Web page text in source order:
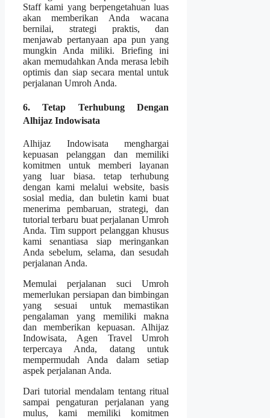
Staff kami yang berpengetahuan luas
akan memberikan Anda wacana
bernilai, strategi praktis, dan
menjawab pertanyaan apa pun yang
mungkin Anda miliki. Briefing ini
akan memudahkan Anda merasa lebih
optimis dan siap secara mental untuk
perjalanan Umroh Anda.
6. Tetap Terhubung Dengan
Alhijaz Indowisata
Alhijaz Indowisata menghargai
kepuasan pelanggan dan memiliki
komitmen untuk memberi layanan
yang luar biasa. tetap terhubung
dengan kami melalui website, basis
sosial media, dan buletin kami buat
menerima pembaruan, strategi, dan
tutorial terbaru buat perjalanan Umroh
Anda. Tim support pelanggan khusus
kami senantiasa siap meringankan
Anda sebelum, selama, dan sesudah
perjalanan Anda.
Memulai perjalanan suci Umroh
memerlukan persiapan dan bimbingan
yang sesuai untuk memastikan
pengalaman yang memiliki makna
dan memberikan kepuasan. Alhijaz
Indowisata, Agen Travel Umroh
terpercaya Anda, datang untuk
mempermudah Anda dalam setiap
aspek perjalanan Anda.
Dari tutorial mendalam tentang ritual
sampai pengaturan perjalanan yang
mulus, kami memiliki komitmen